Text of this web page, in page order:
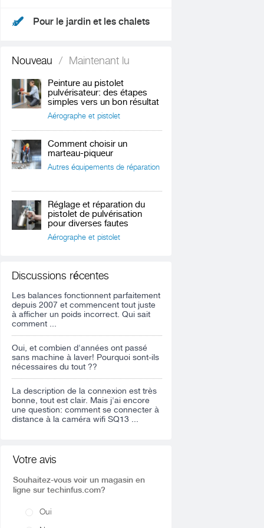
Pour le jardin et les chalets
Nouveau / Maintenant lu
Peinture au pistolet
pulvérisateur: des étapes
simples vers un bon résultat
Aérographe et pistolet
Comment choisir un
marteau-piqueur
Autres équipements de réparation
Réglage et réparation du
pistolet de pulvérisation
pour diverses fautes
Aérographe et pistolet
Discussions récentes
Les balances fonctionnent parfaitement
depuis 2007 et commencent tout juste
à afficher un poids incorrect. Qui sait
comment ...
Oui, et combien d'années ont passé
sans machine à laver! Pourquoi sont-ils
nécessaires du tout ??
La description de la connexion est très
bonne, tout est clair. Mais j'ai encore
une question: comment se connecter à
distance à la caméra wifi SQ13 ...
Votre avis
Souhaitez-vous voir un magasin en
ligne sur techinfus.com?
Oui